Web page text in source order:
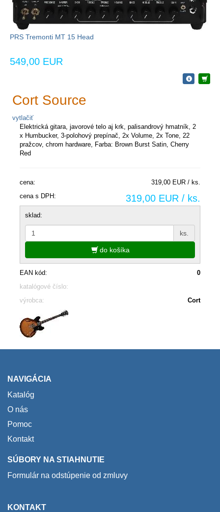
PRS Tremonti MT 15 Head
549,00 EUR
Cort Source
vytlačiť
Elektrická gitara, javorové telo aj krk, palisandrový hmatník, 2
x Humbucker, 3-polohový prepínač, 2x Volume, 2x Tone, 22
pražcov, chrom hardware, Farba: Brown Burst Satin, Cherry
Red
cena:
319,00 EUR / ks.
cena s DPH:
319,00 EUR / ks.
sklad:
ks.
do košíka
EAN kód:
0
katalógové číslo:
výrobca:
Cort
NAVIGÁCIA
Katalóg
O nás
Pomoc
Kontakt
SÚBORY NA STIAHNUTIE
Formulár na odstúpenie od zmluvy
KONTAKT